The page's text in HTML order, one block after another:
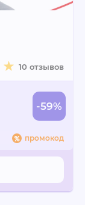
10 отзывов
-59%
промокод